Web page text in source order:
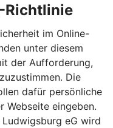
Richtlinie
im Online-
unter diesem
der Aufforderung,
Die
dafür persönliche
Webseite eingeben.
Ludwigsburg eG wird